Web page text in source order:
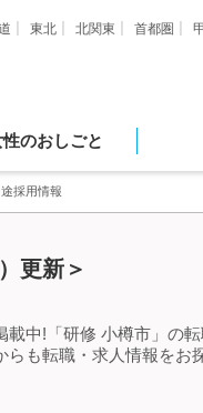
東北 北関東 首都圏
のおしごと
採用情報
更新＞
中!「研修 小樽市」の
も転職・求人情報をお